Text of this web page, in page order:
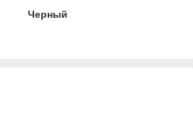
Черный